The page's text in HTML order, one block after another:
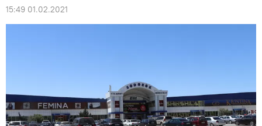
15:49 01.02.2021